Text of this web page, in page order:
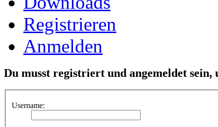
Registrieren
Anmelden
Du musst registriert und angemeldet sein,
Username: